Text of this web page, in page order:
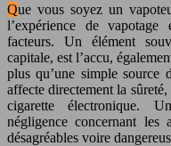
Que vous soyez un vapoteur novice ou un utilisateur chevronné,
l’expérience de
facteurs. Un élément
capitale, est l’accu,
plus qu’une simple source
affecte directement la
cigarette électronique.
négligence concernant les
désagréables voire